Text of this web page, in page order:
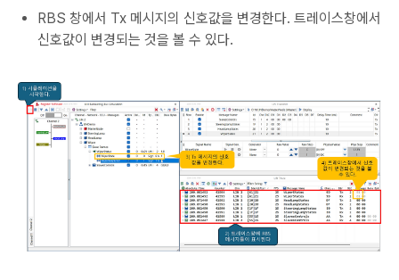
RBS 창에서 Tx 메시지의 신호값을 변경한다. 트레이스창에서
신호값이 변경되는 것을 볼 수 있다.